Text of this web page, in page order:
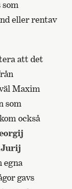
eller rentav
att det
Maxim
som
också
Jurij
egna
gavs